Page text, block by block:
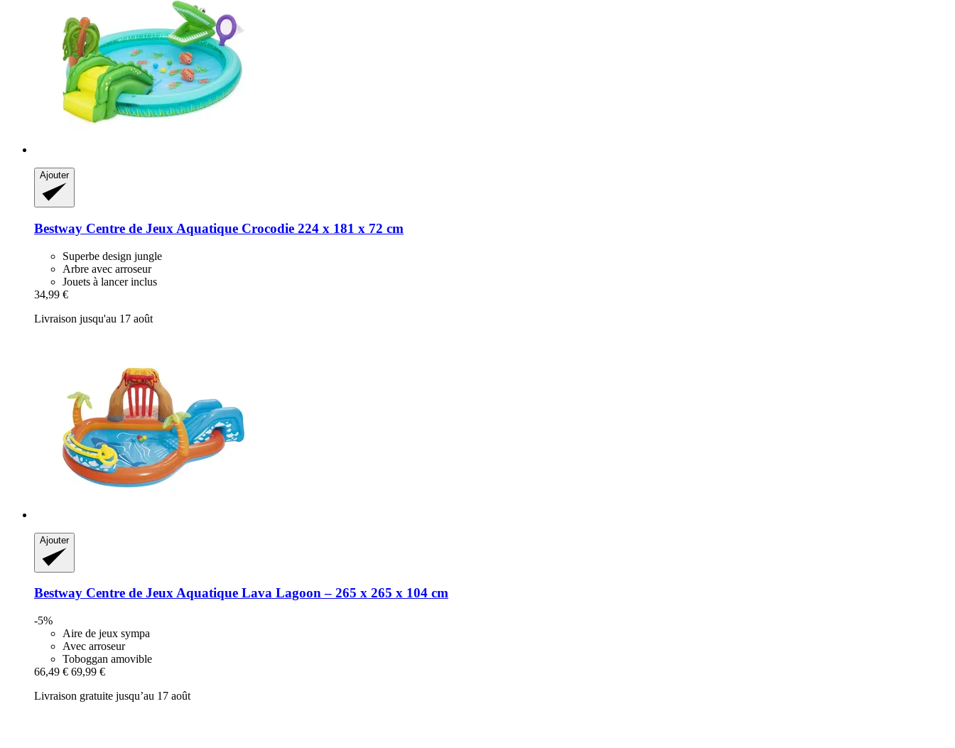
Ajouter
Bestway Centre de Jeux Aquatique Crocodie 224 x 181 x 72 cm
Superbe design jungle
Arbre avec arroseur
Jouets à lancer inclus
34,99 €
Livraison jusqu'au 17 août
Ajouter
Bestway Centre de Jeux Aquatique Lava Lagoon – 265 x 265 x 104 cm
-5%
Aire de jeux sympa
Avec arroseur
Toboggan amovible
66,49 € 69,99 €
Livraison gratuite jusqu’au 17 août